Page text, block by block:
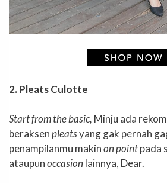
2. Pleats Culotte
Start from the basic, Minju ada
beraksenpleatsyang gak pernah
penampilanmu makinon pointpada
ataupunoccasion lainnya, Dear.